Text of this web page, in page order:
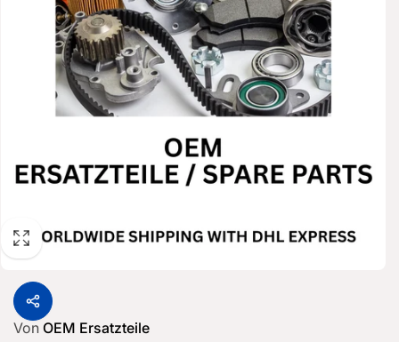
Von OEM Ersatzteile